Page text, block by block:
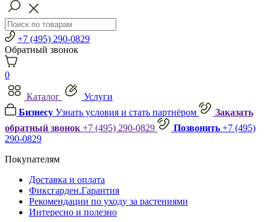
+7 (495) 290-0829
Обратный звонок
0
Каталог
Услуги
Бизнесу Узнать условия и стать партнёром
Заказать
обратный звонок +7 (495) 290-0829 Позвонить +7 (495)
290-0829
Покупателям
Доставка и оплата
Фиксгарден.Гарантия
Рекомендации по уходу за растениями
Интересно и полезно